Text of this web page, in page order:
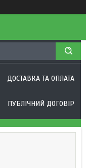
ДОСТАВКА ТА ОПЛАТА
ПУБЛІЧНИЙ ДОГОВІР